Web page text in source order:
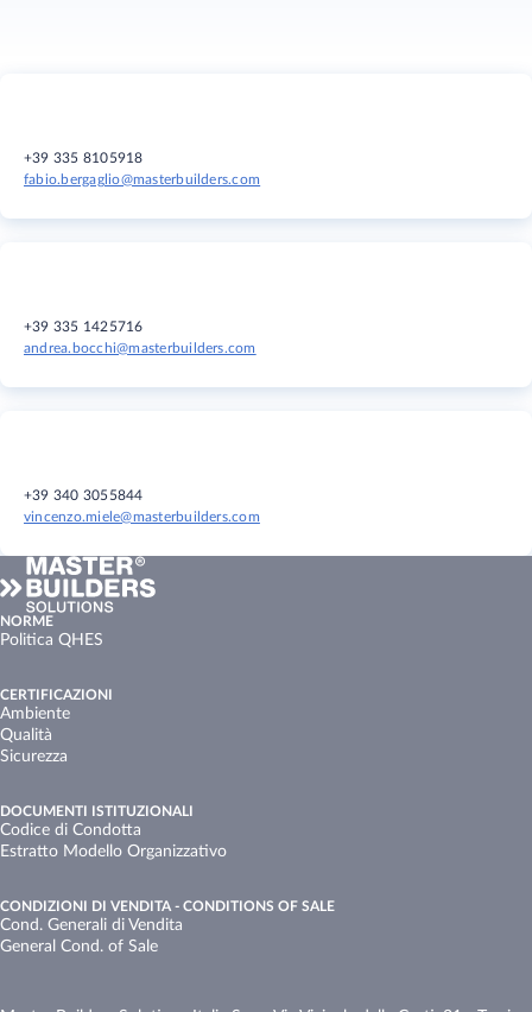
+39 335 8105918
fabio.bergaglio@masterbuilders.com
+39 335 1425716
andrea.bocchi@masterbuilders.com
+39 340 3055844
vincenzo.miele@masterbuilders.com
NORME
Politica QHES
CERTIFICAZIONI
Ambiente
Qualità
Sicurezza
DOCUMENTI ISTITUZIONALI
Codice di Condotta
Estratto Modello Organizzativo
CONDIZIONI DI VENDITA - CONDITIONS OF SALE
Cond. Generali di Vendita
General Cond. of Sale​ ​